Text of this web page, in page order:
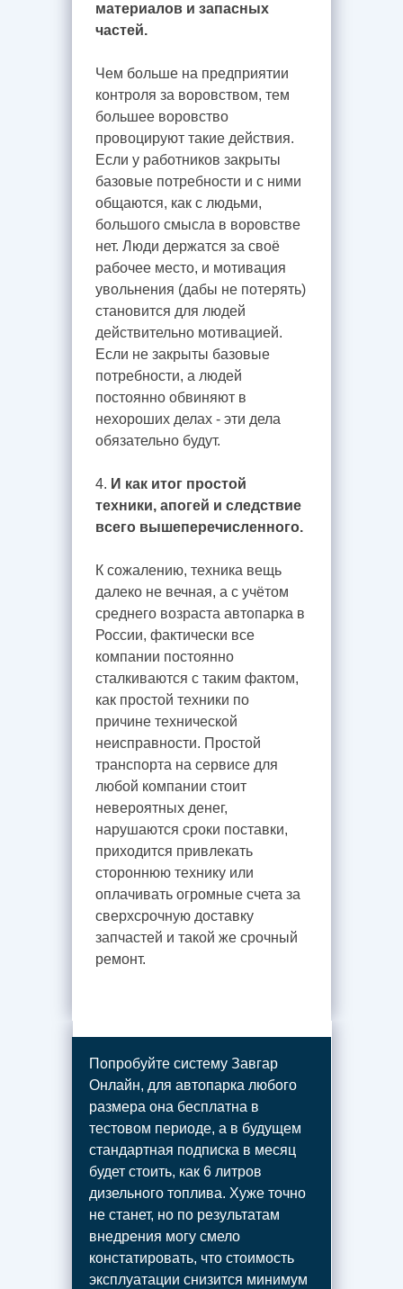
материалов и запасных
частей.
Чем больше на предприятии
контроля за воровством, тем
большее воровство
провоцируют такие действия.
Если у работников закрыты
базовые потребности и с ними
общаются, как с людьми,
большого смысла в воровстве
нет. Люди держатся за своё
рабочее место, и мотивация
увольнения (дабы не потерять)
становится для людей
действительно мотивацией.
Если не закрыты базовые
потребности, а людей
постоянно обвиняют в
нехороших делах - эти дела
обязательно будут.
4. И как итог простой
техники, апогей и следствие
всего вышеперечисленного.
К сожалению, техника вещь
далеко не вечная, а с учётом
среднего возраста автопарка в
России, фактически все
компании постоянно
сталкиваются с таким фактом,
как простой техники по
причине технической
неисправности. Простой
транспорта на сервисе для
любой компании стоит
невероятных денег,
нарушаются сроки поставки,
приходится привлекать
стороннюю технику или
оплачивать огромные счета за
сверхсрочную доставку
запчастей и такой же срочный
ремонт.
Попробуйте систему Завгар
Онлайн, для автопарка любого
размера она бесплатна в
тестовом периоде, а в будущем
стандартная подписка в месяц
будет стоить, как 6 литров
дизельного топлива. Хуже точно
не станет, но по результатам
внедрения могу смело
констатировать, что стоимость
эксплуатации снизится минимум